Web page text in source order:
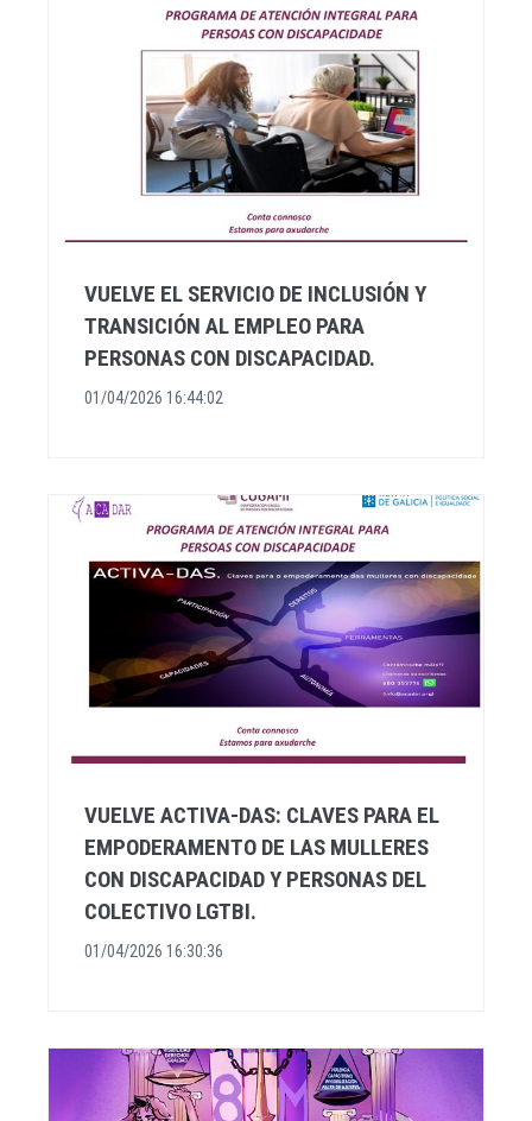
VUELVE EL SERVICIO DE INCLUSIÓN Y
TRANSICIÓN AL EMPLEO PARA
PERSONAS CON DISCAPACIDAD.
01/04/2026 16:44:02
VUELVE ACTIVA-DAS: CLAVES PARA EL
EMPODERAMENTO DE LAS MULLERES
CON DISCAPACIDAD Y PERSONAS DEL
COLECTIVO LGTBI.
01/04/2026 16:30:36